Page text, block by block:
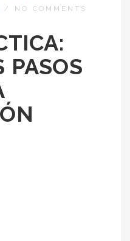
/ NO COMMENTS
PASOS